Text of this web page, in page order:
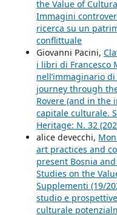
the Value of
Immagini
ricerca su un
conflittuale
Giovanni Pacini,
i libri di Francesco
nell’immaginario
journey through
Rovere (and in the
capitale culturale.
Heritage: N. 32
alice devecchi,
art practices and
present Bosnia
Studies on the
Supplementi (19/
studio e
culturale